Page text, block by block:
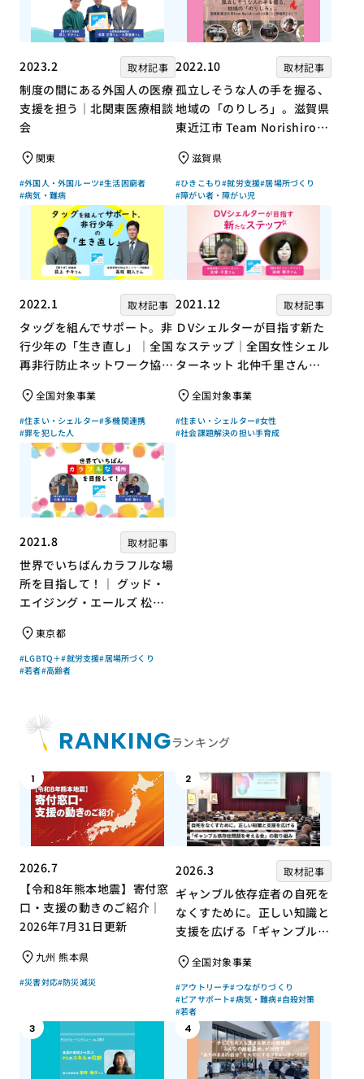
2023.2 取材記事
制度の間にある外国人の医療
支援を担う｜北関東医療相談
会
関東
#外国人・外国ルーツ#生活困窮者
#病気・難病
2022.10 取材記事
孤立しそうな人の手を握る、
地域の「のりしろ」。滋賀県
東近江市 Team Norishiroの
滋賀県
#ひきこもり#就労支援#居場所づくり
#障がい者・障がい児
2022.1 取材記事
タッグを組んでサポート。非
行少年の「生き直し」｜全国
再非行防止ネットワーク協議
上チキさん【聞き手】
全国対象事業
#住まい・シェルター#多機関連携
#罪を犯した人
2021.12 取材記事
ＤVシェルターが目指す新た
なステップ｜全国女性シェル
ターネット 北仲千里さん×
ん【聞き手】
全国対象事業
#住まい・シェルター#女性
#社会課題解決の担い手育成
2021.8 取材記事
世界でいちばんカラフルな場
所を目指して！｜ グッド・
エイジング・エールズ 松中
慶子さん【聞き手】
東京都
#LGBTQ＋#就労支援#居場所づくり
#若者#高齢者
RANKINGランキング
1
2026.7
【令和8年熊本地震】寄付窓
口・支援の動きのご紹介｜
2026年7月31日更新
九州 熊本県
#災害対応#防災減災
2
2026.3 取材記事
ギャンブル依存症者の自死を
なくすために。正しい知識と
支援を広げる「ギャンブル依
組み全国対象事業
#アウトリーチ#つながりづくり
#ピアサポート#病気・難病#自殺対策
#若者
3 4